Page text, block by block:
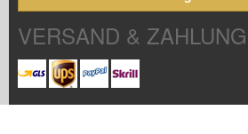
VERSAND & ZAHLUNG